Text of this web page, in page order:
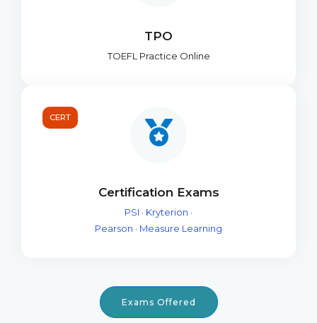
TPO
TOEFL Practice Online
Certification Exams
PSI · Kryterion ·
Pearson · Measure Learning
CERT
Exams Offered